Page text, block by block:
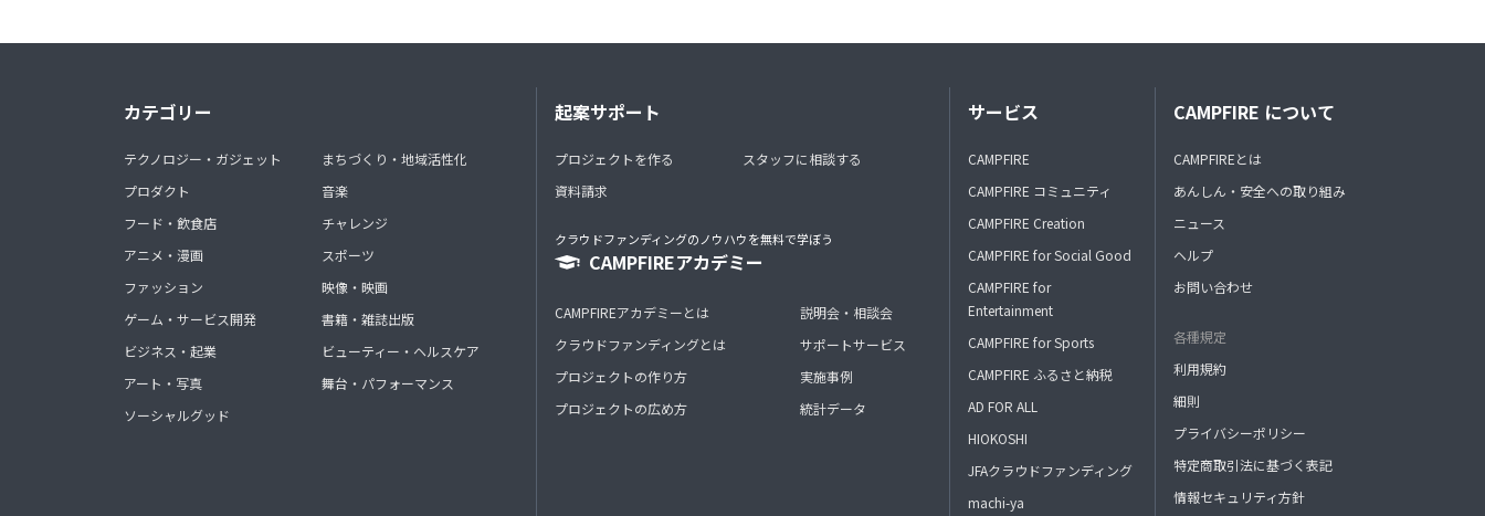
カテゴリー
テクノロジー・ガジェット
プロダクト
フード・飲食店
アニメ・漫画
ファッション
ゲーム・サービス開発
ビジネス・起業
アート・写真
ソーシャルグッド
まちづくり・地域活性化
音楽
チャレンジ
スポーツ
映像・映画
書籍・雑誌出版
ビューティー・ヘルスケア
舞台・パフォーマンス
起案サポート
プロジェクトを作る
資料請求
スタッフに相談する
クラウドファンディングのノウハウを無料で学ぼう
CAMPFIREアカデミー
CAMPFIREアカデミーとは
クラウドファンディングとは
プロジェクトの作り方
プロジェクトの広め方
説明会・相談会
サポートサービス
実施事例
統計データ
サービス
CAMPFIRE
CAMPFIRE コミュニティ
CAMPFIRE Creation
CAMPFIRE for Social Good
CAMPFIRE for
Entertainment
CAMPFIRE for Sports
CAMPFIRE ふるさと納税
AD FOR ALL
HIOKOSHI
JFAクラウドファンディング
machi-ya
CAMPFIRE について
CAMPFIREとは
あんしん・安全への取り組み
ニュース
ヘルプ
お問い合わせ
各種規定
利用規約
細則
プライバシーポリシー
特定商取引法に基づく表記
情報セキュリティ方針